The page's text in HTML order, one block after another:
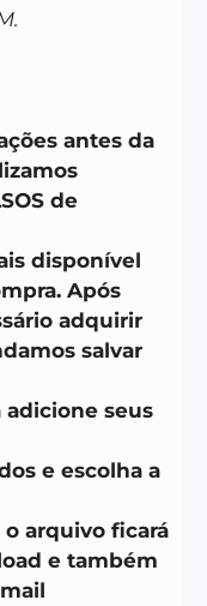
antes da
de
disponível
Após
adquirir
salvar
adicione seus
e escolha a
o arquivo ficará
e também